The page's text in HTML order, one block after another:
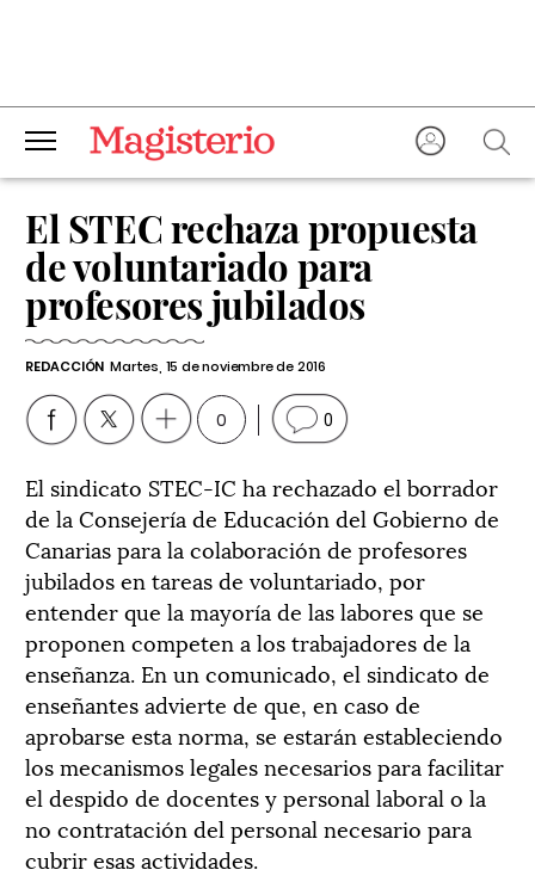
El STEC rechaza propuesta
de voluntariado para
profesores jubilados
REDACCIÓN Martes, 15 de noviembre de 2016
0 0
El sindicato STEC-IC ha rechazado el borrador
de la Consejería de Educación del Gobierno de
Canarias para la colaboración de profesores
jubilados en tareas de voluntariado, por
entender que la mayoría de las labores que se
proponen competen a los trabajadores de la
enseñanza. En un comunicado, el sindicato de
enseñantes advierte de que, en caso de
aprobarse esta norma, se estarán estableciendo
los mecanismos legales necesarios para facilitar
el despido de docentes y personal laboral o la
no contratación del personal necesario para
cubrir esas actividades.